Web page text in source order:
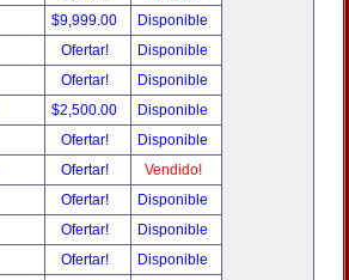
$9,999.00
Disponible
Ofertar!
Disponible
Ofertar!
Disponible
$2,500.00
Disponible
Ofertar!
Disponible
Ofertar!
Vendido!
Ofertar!
Disponible
Ofertar!
Disponible
Ofertar!
Disponible